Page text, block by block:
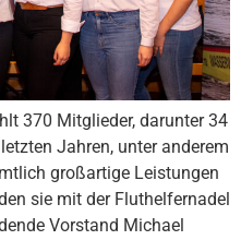
370 Mitglieder, darunter 34
Jahren, unter anderem
großartige Leistungen
sie mit der Fluthelfernadel
Vorstand Michael